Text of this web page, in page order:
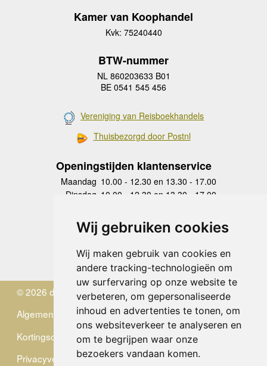
Wij gebruiken cookies
Wij maken gebruik van cookies en
andere tracking-technologieën om
uw surfervaring op onze website te
verbeteren, om gepersonaliseerde
inhoud en advertenties te tonen, om
ons websiteverkeer te analyseren en
om te begrijpen waar onze
bezoekers vandaan komen.
Kamer van Koophandel
Kvk: 75240440
BTW-nummer
NL 860203633 B01
BE 0541 545 456
Vereniging van Reisboekhandels
Thuisbezorgd door Postnl
Openingstijden klantenservice
Maandag 10.00 - 12.30 en 13.30 - 17.00
Dinsdag 10.00 - 12.30 en 13.30 - 17.00
Donderdag
10.00 - 12.30 en 13.30 - 17.00
Vrijdag 10.00 - 12.30 en 13.30 - 17.00
Zaterdag
gesloten
Zondag gesloten
© 2026 de Zwerver
Algemene Voorwaarden
Kortingscode
Privacyverklaring